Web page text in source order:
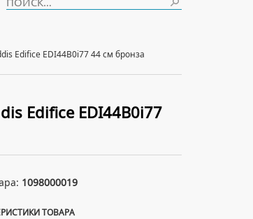
Edifice EDI44B0i77 44 см бронза
Edifice EDI44B0i77
1098000019
ТОВАРА